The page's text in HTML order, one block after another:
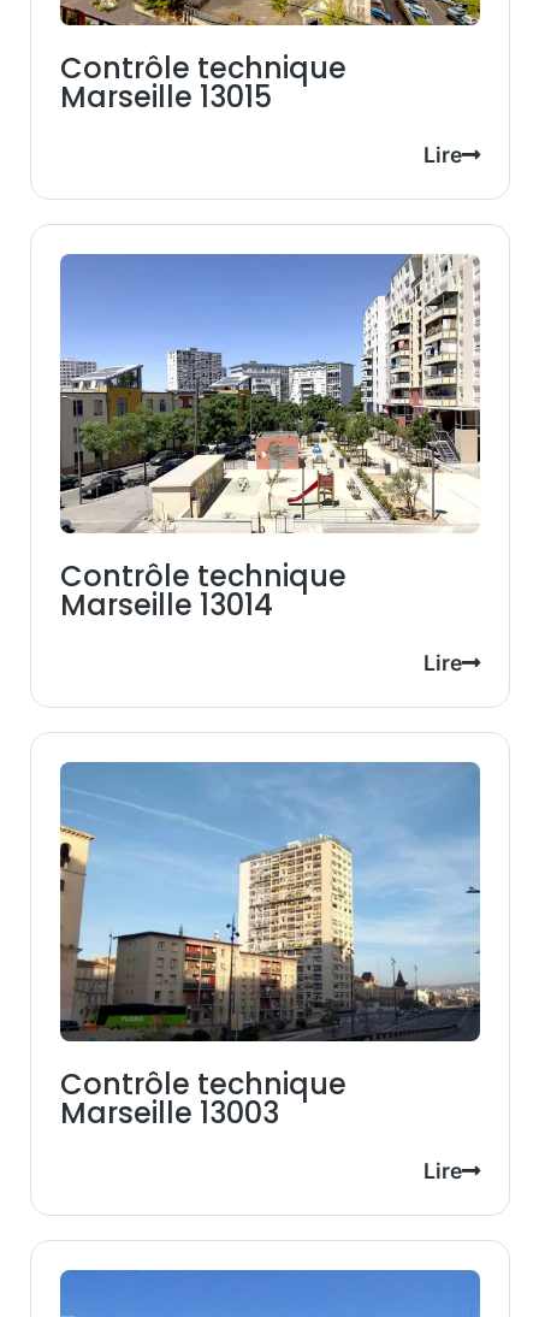
Contrôle technique
Marseille 13015
Lire
Contrôle technique
Marseille 13014
Lire
Contrôle technique
Marseille 13003
Lire